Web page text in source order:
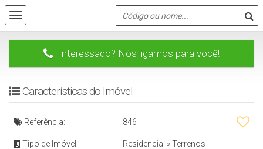
Interessado? Nós ligamos para você!
Características do Imóvel
Referência: 846
Tipo de Imóvel: Residencial »Terrenos